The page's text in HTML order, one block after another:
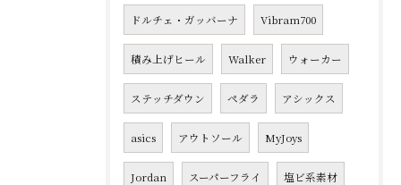
ドルチェ・ガッバーナ Vibram700
積み上げヒール Walker ウォーカー
ステッチダウン ペダラ アシックス
asics アウトソール MyJoys
Jordan スーパーフライ 塩ビ系素材